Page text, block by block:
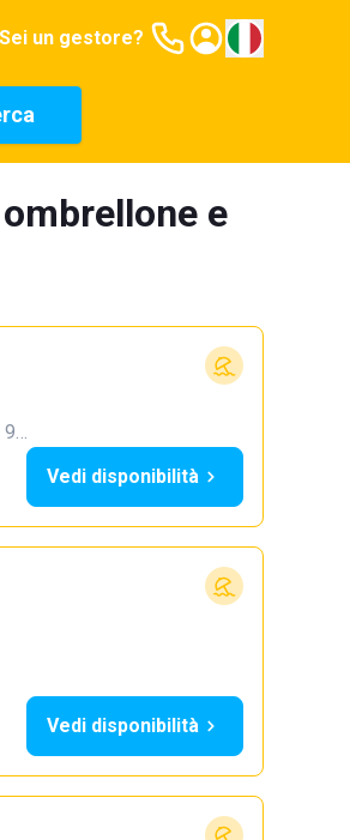
Sei un gestore?
e
9…
Vedi disponibilità
Vedi disponibilità